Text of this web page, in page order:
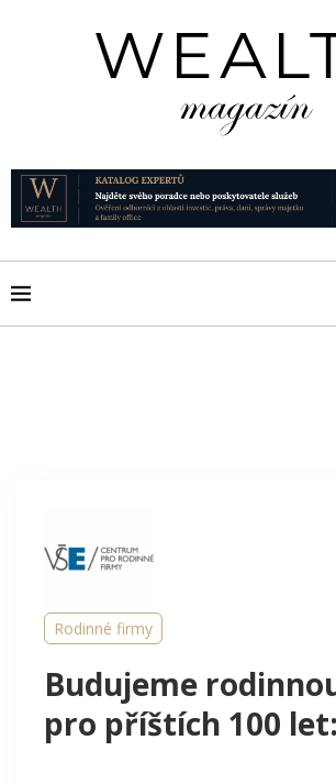
Rodinné firmy
Budujeme
pro příštích 100